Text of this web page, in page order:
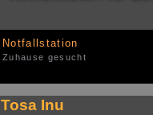
Notfallstation
Zuhause gesucht
Tosa Inu